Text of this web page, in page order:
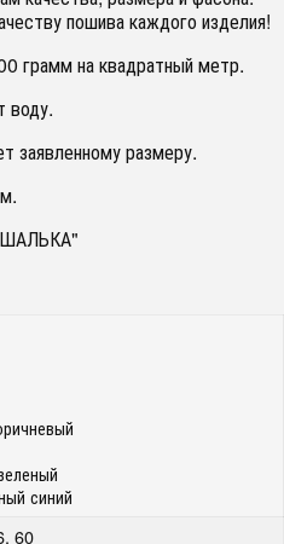
пошива каждого изделия!
грамм на квадратный метр.
воду.
заявленному размеру.
синий
60